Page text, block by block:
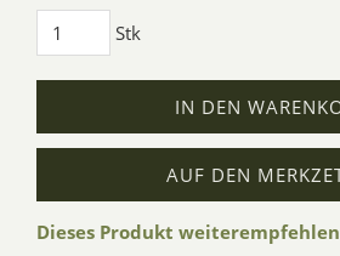
Stk
IN DEN
AUF DEN
Dieses Produkt weiterempfehlen